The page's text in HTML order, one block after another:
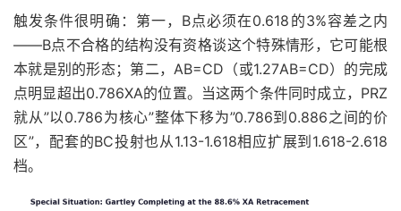
触发条件很明确：第一，B点必须在0.618的3%容差之内
——B点不合格的结构没有资格谈这个特殊情形，它可能根
本就是别的形态；第二，AB=CD（或1.27AB=CD）的完成
点明显超出0.786XA的位置。当这两个条件同时成立，PRZ
就从”以0.786为核心”整体下移为”0.786到0.886之间的价
区”，配套的BC投射也从1.13-1.618相应扩展到1.618-2.618
档。